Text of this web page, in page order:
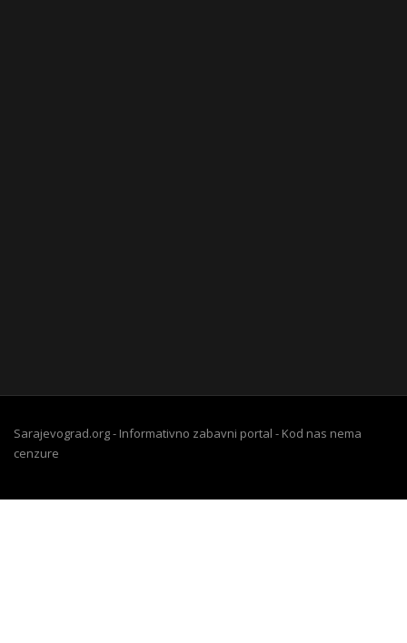
Sarajevograd.org - Informativno zabavni portal - Kod nas nema
cenzure